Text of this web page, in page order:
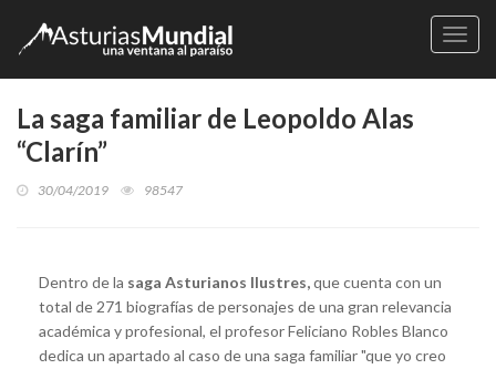
La saga familiar de Leopoldo Alas
“Clarín”
30/04/2019 98547
Dentro de la saga Asturianos Ilustres,que cuenta con un
total de 271 biografías de personajes de una gran relevancia
académica y profesional, el profesor Feliciano Robles Blanco
dedica un apartado al caso de una saga familiar "que yo creo